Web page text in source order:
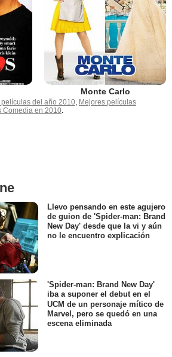
Monte Carlo
películas del año 2010, Mejores películas
Comedia en 2010.
Llevo pensando en este agujero
de guion de 'Spider-man: Brand
New Day' desde que la vi y aún
no le encuentro explicación
'Spider-man: Brand New Day'
iba a suponer el debut en el
UCM de un personaje mítico de
Marvel, pero se quedó en una
escena eliminada